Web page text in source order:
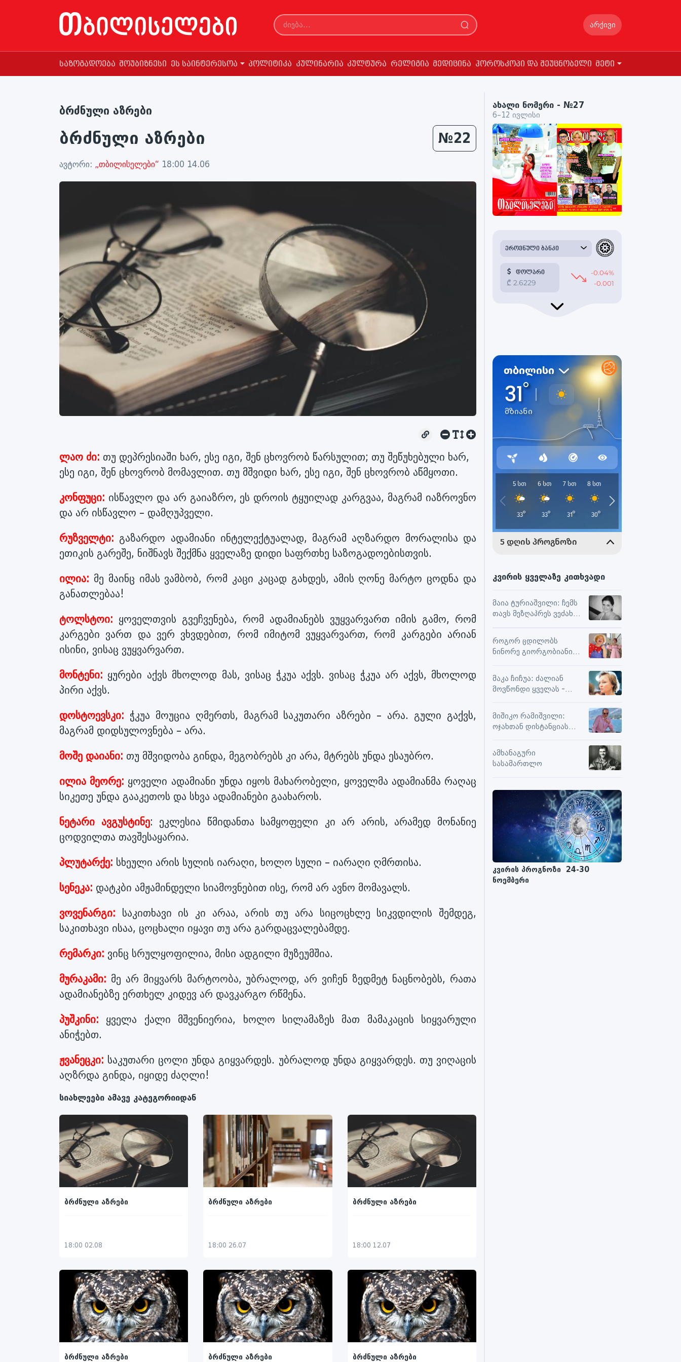
არქივი
საზოგადოება შოუბიზნესი ეს საინტერესოა პოლიტიკა კულინარია კულტურა რელიგია მედიცინა ჰოროსკოპი და შეუცნობელი მეტი
ბრძნული აზრები
ბრძნული აზრები №22
ავტორი: „თბილისელები“ 18:00 14.06
ლაო ძი: თუ დეპრესიაში ხარ, ესე იგი, შენ ცხოვრობ წარსულით; თუ შეწუხებული ხარ,
ესე იგი, შენ ცხოვრობ მომავლით. თუ მშვიდი ხარ, ესე იგი, შენ ცხოვრობ აწმყოთი.
კონფუცი: ისწავლო და არ გაიაზრო, ეს დროის ტყუილად კარგვაა, მაგრამ იაზროვნო
და არ ისწავლო – დამღუპველი.
რუზველტი: გაზარდო ადამიანი ინტელექტუალად, მაგრამ აღზარდო მორალისა და
ეთიკის გარეშე, ნიშნავს შექმნა ყველაზე დიდი საფრთხე საზოგადოებისთვის.
ილია: მე მაინც იმას ვამბობ, რომ კაცი კაცად გახდეს, ამის ღონე მარტო ცოდნა და
განათლებაა!
ტოლსტოი: ყოველთვის გვეჩვენება, რომ ადამიანებს ვუყვარვართ იმის გამო, რომ
კარგები ვართ და ვერ ვხვდებით, რომ იმიტომ ვუყვარვართ, რომ კარგები არიან
ისინი, ვისაც ვუყვარვართ.
მონტენი: ყურები აქვს მხოლოდ მას, ვისაც ჭკუა აქვს. ვისაც ჭკუა არ აქვს, მხოლოდ
პირი აქვს.
დოსტოევსკი: ჭკუა მოუცია ღმერთს, მაგრამ საკუთარი აზრები – არა. გული გაქვს,
მაგრამ დიდსულოვნება – არა.
მოშე დაიანი: თუ მშვიდობა გინდა, მეგობრებს კი არა, მტრებს უნდა ესაუბრო.
ილია მეორე: ყოველი ადამიანი უნდა იყოს მახარობელი, ყოველმა ადამიანმა რაღაც
სიკეთე უნდა გააკეთოს და სხვა ადამიანები გაახაროს.
ნეტარი ავგუსტინე: ეკლესია წმიდანთა სამყოფელი კი არ არის, არამედ მონანიე
ცოდვილთა თავშესაყარია.
პლუტარქე: სხეული არის სულის იარაღი, ხოლო სული – იარაღი ღმრთისა.
სენეკა: დატკბი ამჟამინდელი სიამოვნებით ისე, რომ არ ავნო მომავალს.
ვოვენარგი: საკითხავი ის კი არაა, არის თუ არა სიცოცხლე სიკვდილის შემდეგ,
საკითხავი ისაა, ცოცხალი იყავი თუ არა გარდაცვალებამდე.
რემარკი: ვინც სრულყოფილია, მისი ადგილი მუზეუმშია.
მურაკამი: მე არ მიყვარს მარტოობა, უბრალოდ, არ ვიჩენ ზედმეტ ნაცნობებს, რათა
ადამიანებზე ერთხელ კიდევ არ დავკარგო რწმენა.
პუშკინი: ყველა ქალი მშვენიერია, ხოლო სილამაზეს მათ მამაკაცის სიყვარული
ანიჭებთ.
ჟვანეცკი: საკუთარი ცოლი უნდა გიყვარდეს. უბრალოდ უნდა გიყვარდეს. თუ ვიღაცის
აღზრდა გინდა, იყიდე ძაღლი!
სიახლეები ამავე კატეგორიიდან
ბრძნული აზრები
18:00 02.08
ბრძნული აზრები
18:00 26.07
ბრძნული აზრები
18:00 12.07
ბრძნული აზრები ბრძნული აზრები ბრძნული აზრები
ახალი ნომერი - №27
6–12 ივლისი
კვირის ყველაზე კითხვადი
მაია ტურიაშვილი: ჩემს
თავს მეზღაპრეს ვეძახი,
ურთიერთობებსა და
შემოქმედებით
მუშაობაში
როგორ ცდილობს
ნინორე გიორგობიანი
მაქსიმალური
სიამოვნების მიღებას და
მოქმედებს თუ არა მასზე
მაკა ჩიჩუა: ძალიან
მოვწონდი ყველას -
გარეთ
მიშიკო რამიშვილი:
ოჯახთან დისტანციას
გრძელდება
ამხანაგური
სასამართლო
კვირის პროგნოზი 24-30
ნოემბერი